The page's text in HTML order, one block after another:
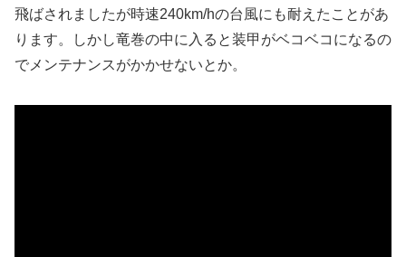
飛ばされましたが時速240km/hの台風にも耐えたことがあ
ります。しかし竜巻の中に入ると装甲がベコベコになるの
でメンテナンスがかかせないとか。